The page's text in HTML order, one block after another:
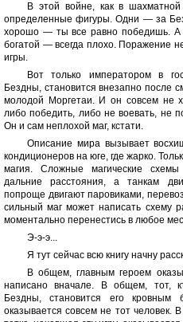
В этой войне, как в
определенные фигуры. Одни — за
хорошо — ты все равно победишь. А
богатой — всегда плохо. Поражение
игры.
Вот только императором в
Бездны, становится внезапно после
молодой Моргетаи. И он совсем не
либо победить, либо не воевать, не
Он и сам неплохой маг, кстати.
Описание мира вызывает
кондиционеров на юге, где жарко.
магия. Сложные магические
дальние расстояния, а танкам
попроще двигают паровиками,
сильный маг может написать схему
моментально перенестись в любое
Э-э-э...
Я тут сейчас всю книгу начну
В общем, главным героем
написано вначале. В общем, тот,
Бездны, становится его
оказывается совсем не тот человек.